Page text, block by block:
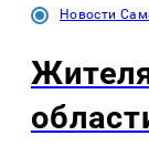
Новости